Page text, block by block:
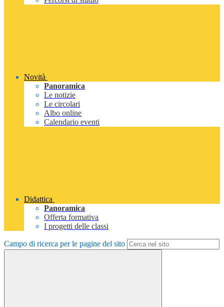
Novità
Panoramica
Le notizie
Le circolari
Albo online
Calendario eventi
Didattica
Panoramica
Offerta formativa
I progetti delle classi
Campo di ricerca per le pagine del sito